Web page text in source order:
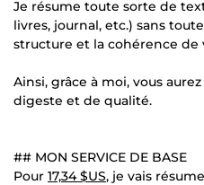
Je résume toute sorte de
livres, journal, etc.) sans
structure et la cohérence de
Ainsi, grâce à moi, vous
digeste et de qualité.
## MON SERVICE DE BASE
Pour 17,34 $US, je vais